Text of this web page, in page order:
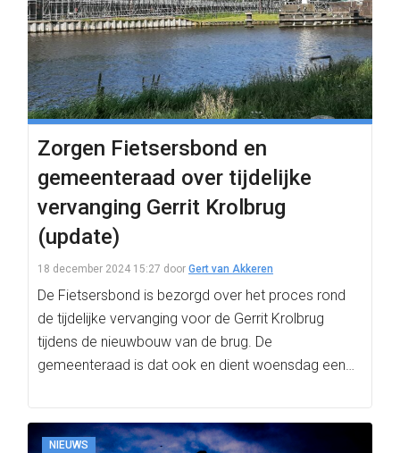
Zorgen Fietsersbond en
gemeenteraad over tijdelijke
vervanging Gerrit Krolbrug
(update)
18 december 2024 15:27 door Gert van Akkeren
De Fietsersbond is bezorgd over het proces rond
de tijdelijke vervanging voor de Gerrit Krolbrug
tijdens de nieuwbouw van de brug. De
gemeenteraad is dat ook en dient woensdag een…
NIEUWS